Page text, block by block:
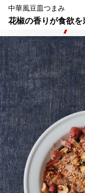
中華風豆皿つまみ
花椒の香りが食欲